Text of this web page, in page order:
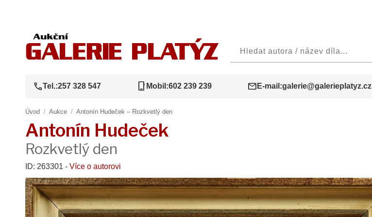
callTel.:257 328 547 phone_iphone Mobil:602 239 239 mail E-mail:galerie@galerieplatyz.cz
Úvod / Aukce / Antonín Hudeček – Rozkvetlý den
Antonín Hudeček
Rozkvetlý den
ID: 263301 - Více o autorovi